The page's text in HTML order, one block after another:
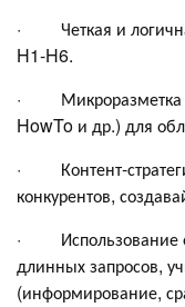
· Четкая и
H1-H6.
· Микроразметка
HowTo и др.) для
· Контент-
конкурентов,
· Использование
длинных запросов,
(информирование,